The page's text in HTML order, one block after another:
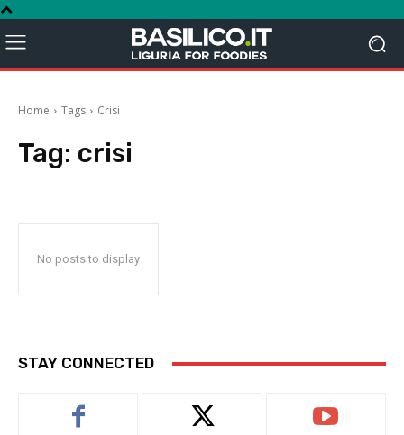
Home Tags Crisi
Tag: crisi
No posts to display
STAY CONNECTED